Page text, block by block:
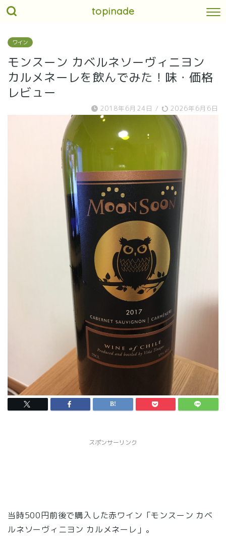
topinade
ワイン
モンスーン カベルネソーヴィニヨン
カルメネーレを飲んでみた！味・価格
レビュー
2018年6月24日 / 2026年6月6日
スポンサーリンク
当時500円前後で購入した赤ワイン「モンスーン カベ
ルネソーヴィニヨン カルメネーレ」。